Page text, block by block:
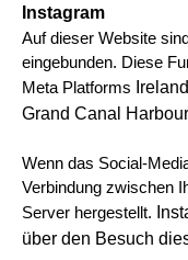
Instagram
Auf dieser Website
eingebunden. Diese
Meta Platforms
Grand Canal
Wenn das Social-
Verbindung zwischen
Server hergestellt.
über den Besuch